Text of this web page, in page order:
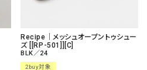
Recipe｜メッシュオープントゥシュー
ズ [[RP-501]][C]
BLK／24
2buy対象